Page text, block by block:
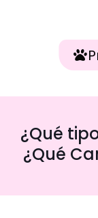
¿Qué
¿Qué